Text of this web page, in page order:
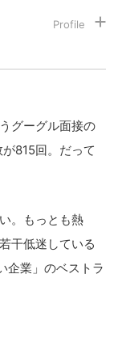
グーグル面接の
815回。だって
。もっとも熱
干低迷している
企業」のベストラ